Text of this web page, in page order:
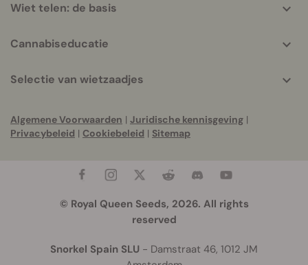
Wiet telen: de basis
Cannabiseducatie
Selectie van wietzaadjes
Algemene Voorwaarden | Juridische kennisgeving |
Privacybeleid | Cookiebeleid | Sitemap
© Royal Queen Seeds, 2026. All rights
reserved
Snorkel Spain SLU - Damstraat 46, 1012 JM